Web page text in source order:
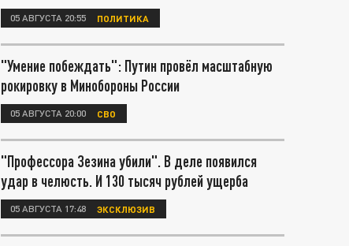
05 АВГУСТА 20:55 ПОЛИТИКА
"Умение побеждать": Путин провёл масштабную
рокировку в Минобороны России
05 АВГУСТА 20:00 СВО
"Профессора Зезина убили". В деле появился
удар в челюсть. И 130 тысяч рублей ущерба
05 АВГУСТА 17:48 ЭКСКЛЮЗИВ